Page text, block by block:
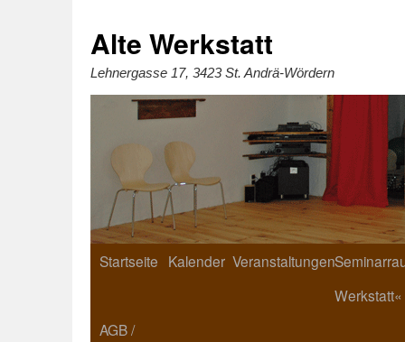
Alte Werkstatt
Lehnergasse 17, 3423 St. Andrä-Wördern
Startseite Kalender Veranstaltungen
Werkstatt«
AGB /